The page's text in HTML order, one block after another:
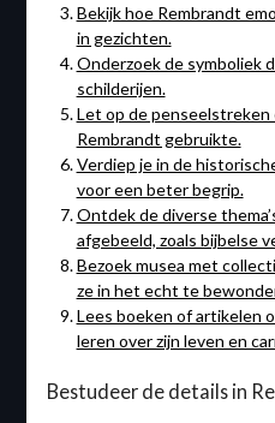
Bekijk hoe Rembrandt
in gezichten.
Onderzoek de symboliek
schilderijen.
Let op de
Rembrandt gebruikte.
Verdiep je in de
voor een beter begrip.
Ontdek de diverse
afgebeeld, zoals bijbelse
Bezoek musea met
ze in het echt te
Lees boeken of artikelen
leren over zijn leven en
Bestudeer de details in